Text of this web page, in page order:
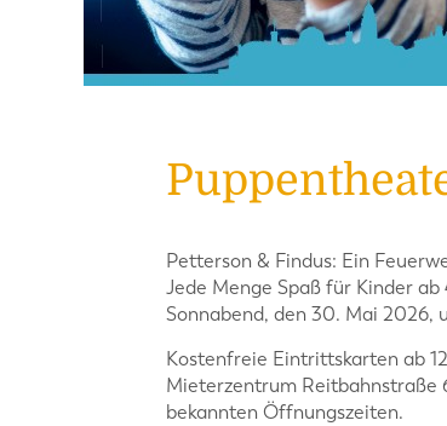
Petterson & Findus: Ein
Jede Menge Spaß für Kinder
Sonnabend, den 30. Mai 2026,
Kostenfreie Eintrittskarten ab
Mieterzentrum Reitbahnstraße
bekannten Öffnungszeiten.